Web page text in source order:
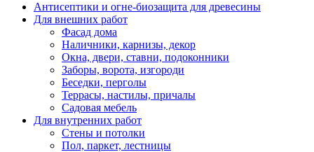
Антисептики и огне-биозащита для древесины
Для внешних работ
Фасад дома
Наличники, карнизы, декор
Окна, двери, ставни, подоконники
Заборы, ворота, изгороди
Беседки, перголы
Террасы, настилы, причалы
Садовая мебель
Для внутренних работ
Стены и потолки
Пол, паркет, лестницы